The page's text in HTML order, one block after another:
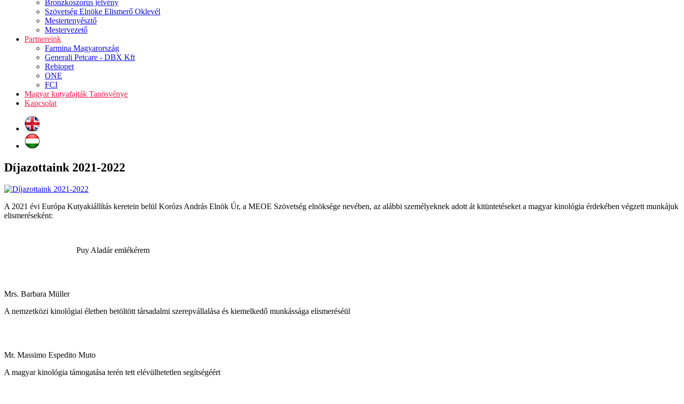
Bronzkoszorús jelvény
Szövetség Elnöke Elismerő Oklevél
Mestertenyésztő
Mestervezető
Partnereink
Farmina Magyarország
Generali Petcare - DBX Kft
Rebiopet
ONE
FCI
Magyar kutyafajták Tanösvénye
Kapcsolat
Díjazottaink 2021-2022
A 2021 évi Európa Kutyakiállítás keretein belül Korózs András Elnök Úr, a MEOE Szövetség elnöksége nevében, az alábbi személyeknek adott át kitüntetéseket a magyar kinológia érdekében végzett munkájuk
elismeréseként:
Puy Aladár emlékérem
Mrs. Barbara Müller
A nemzetközi kinológiai életben betöltött társadalmi szerepvállalása és kiemelkedő munkássága elismeréséül
Mr. Massimo Espedito Muto
A magyar kinológia támogatása terén tett elévülhetetlen segítségéért